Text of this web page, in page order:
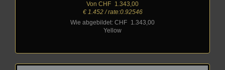
Von CHF
1.343,00
€ 1.452 / rate:0.92546
Wie abgebildet: CHF
1.343,00
Yellow